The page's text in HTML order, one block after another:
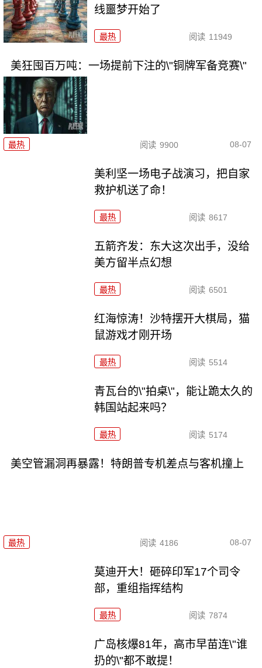
线噩梦开始了
最热 阅读 11949
美狂囤百万吨：一场提前下注的\"铜牌军备竞赛\"
最热 阅读 9900 08-07
美利坚一场电子战演习，把自家
救护机送了命！
最热 阅读 8617
五箭齐发：东大这次出手，没给
美方留半点幻想
最热 阅读 6501
红海惊涛！沙特摆开大棋局，猫
鼠游戏才刚开场
最热 阅读 5514
青瓦台的\"拍桌\"，能让跪太久的
韩国站起来吗？
最热 阅读 5174
美空管漏洞再暴露！特朗普专机差点与客机撞上
最热 阅读 4186 08-07
莫迪开大！砸碎印军17个司令
部，重组指挥结构
最热 阅读 7874
广岛核爆81年，高市早苗连\"谁
扔的\"都不敢提！